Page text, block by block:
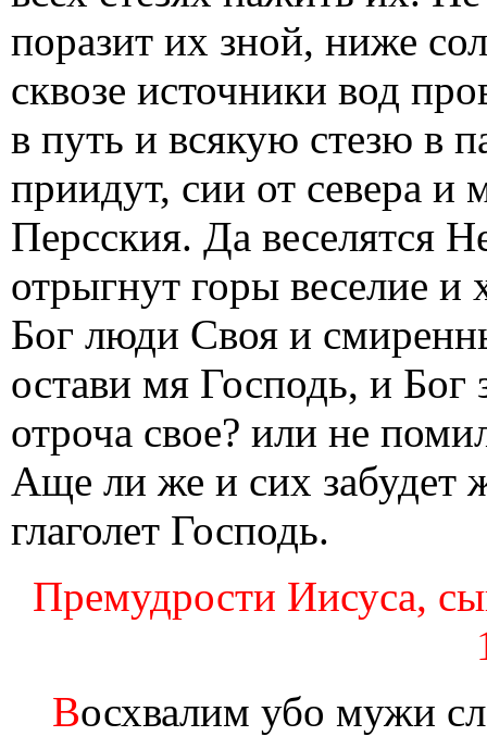
поразит их зной, ниже
сквозе источники вод
в путь и всякую стезю в
приидут, сии от севера
Персския. Да веселятся
отрыгнут горы веселие и
Бог люди Своя и
остави мя Господь, и Бог
отроча свое? или не
Аще ли же и сих забудет
глаголет Господь.
Премудрости Иисуса,
Восхвалим убо мужи